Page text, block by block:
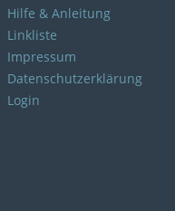
Hilfe & Anleitung
Linkliste
Impressum
Datenschutzerklärung
Login